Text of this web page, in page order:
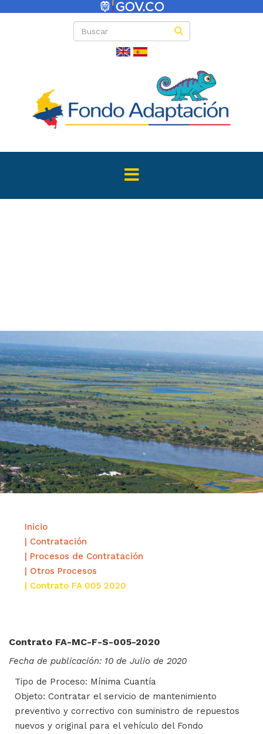
Directas
Inicio
| Contratación
| Procesos de Contratación
| Otros Procesos
| Contrato FA 005 2020
Contrato FA-MC-F-S-005-2020
Fecha de publicación: 10 de Julio de 2020
Tipo de Proceso: Mínima Cuantía
Objeto: Contratar el servicio de mantenimiento
preventivo y correctivo con suministro de repuestos
nuevos y original para el vehículo del Fondo